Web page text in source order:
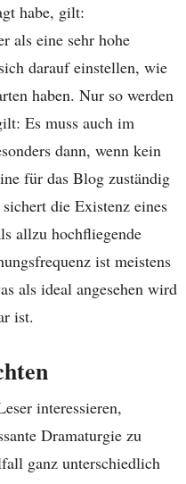
habe, gilt:
als eine sehr hohe
darauf einstellen, wie
haben. Nur so werden
Es muss auch im
dann, wenn kein
für das Blog zuständig
die Existenz eines
allzu hochfliegende
ist meistens
als ideal angesehen wird
ist.
interessieren,
Dramaturgie zu
ganz unterschiedlich